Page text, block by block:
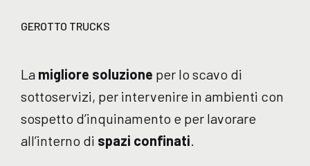
GEROTTO TRUCKS
La migliore soluzione per lo scavo di
sottoservizi, per intervenire in ambienti con
sospetto d’inquinamento e per lavorare
all’interno di spazi confinati.